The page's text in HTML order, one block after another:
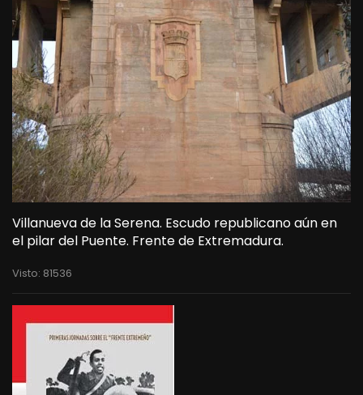
Villanueva de la Serena. Escudo republicano aún en
el pilar del Puente. Frente de Extremadura.
Visto: 81536